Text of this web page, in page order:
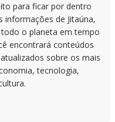
para ficar por dentro
informações de Jitaúna,
o planeta em tempo
encontrará conteúdos
sobre os mais
tecnologia,